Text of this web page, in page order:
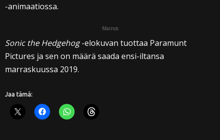
-animaatiossa.
Mainos
Sonic the Hedgehog-elokuvan tuottaa Paramunt
Pictures ja sen on määrä saada ensi-iltansa
marraskuussa 2019.
Jaa tämä: